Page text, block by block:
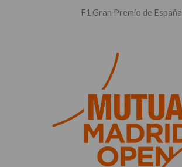
F1 Gran Premio de España